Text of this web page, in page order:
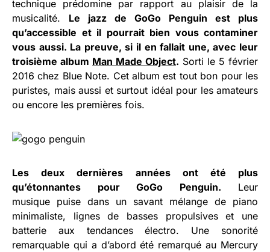
technique prédomine par rapport au plaisir de la
musicalité. Le jazz de GoGo Penguin est plus
qu’accessible et il pourrait bien vous contaminer
vous aussi. La preuve, si il en fallait une, avec leur
troisième album Man Made Object. Sorti le 5 février
2016 chez Blue Note. Cet album est tout bon pour les
puristes, mais aussi et surtout idéal pour les amateurs
ou encore les premières fois.
Les deux dernières années ont été plus
qu’étonnantes pour GoGo Penguin. Leur
musique puise dans un savant mélange de piano
minimaliste, lignes de basses propulsives et une
batterie aux tendances électro. Une sonorité
remarquable qui a d’abord été remarqué au Mercury